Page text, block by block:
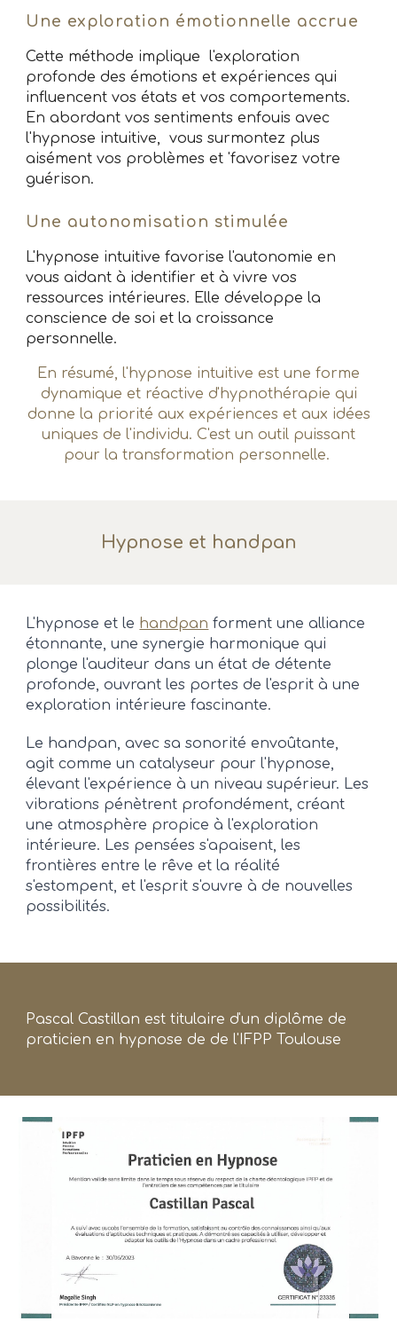
Une exploration émotionnelle accrue
Cette méthode implique l'exploration
profonde des émotions et expériences qui
influencentvosétats etvos comportements.
En abordant vos sentiments enfouis avec
l'hypnose intuitive, vous surmontez plus
aisément vos problèmes et'favorisezvotre
guérison.
Une autonomisation stimulée
L'hypnose intuitivefavorise l'autonomie en
vous aidant à identifier et à vivre vos
ressources intérieures. Elle développe la
conscience de soi et la croissance
personnelle.
En résumé, l'hypnose intuitive est une forme
dynamique et réactive d'hypnothérapie qui
donne la priorité aux expériences et aux idées
uniques de l'individu. C'est un outil puissant
pour la transformation personnelle.
Hypnose et handpan
L'hypnose et le handpan forment une alliance
étonnante, une synergie harmonique qui
plonge l'auditeur dans un état de détente
profonde, ouvrant les portes de l'esprit à une
exploration intérieure fascinante.
Le handpan, avec sa sonorité envoûtante,
agit comme un catalyseur pour l'hypnose,
élevant l'expérience à un niveau supérieur. Les
vibrations pénètrent profondément, créant
une atmosphère propice à l'exploration
intérieure. Les pensées s'apaisent, les
frontières entre le rêve et la réalité
s'estompent, et l'esprit s'ouvre à de nouvelles
possibilités.
Pascal Castillan est titulaire d'un diplôme de
praticien en hypnose de de l'IFPP Toulouse